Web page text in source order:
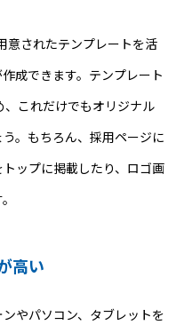
意されたテンプレートを活
成できます。テンプレート
これだけでもオリジナル
。もちろん、採用ページに
ップに掲載したり、ロゴ画
高い
やパソコン、タブレットを